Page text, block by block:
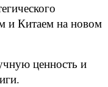
и Китаем на новом
ценность и